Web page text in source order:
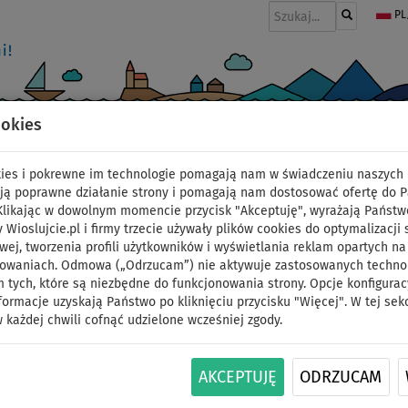
i pokrewne im technologie pomagają nam w świadczeniu naszych
poprawne działanie strony i pomagają nam dostosować ofertę do
w dowolnym momencie przycisk "Akceptuję", wyrażają
Wioslujcie.pl i firmy trzecie używały plików cookies do optymalizacji
tworzenia profili użytkowników i wyświetlania reklam opartych na
Odmowa („Odrzucam”) nie aktywuje zastosowanych
tych, które są niezbędne do funkcjonowania strony. Opcje
uzyskają Państwo po kliknięciu przycisku "Więcej". W tej
każdej chwili cofnąć udzielone wcześniej zgody.
AKCEPTUJĘ ODRZUCAM
Deska SUP STX
wiosłem
paddleboard -
NASZ
SUPER
340 l
DARMOWA
ID: